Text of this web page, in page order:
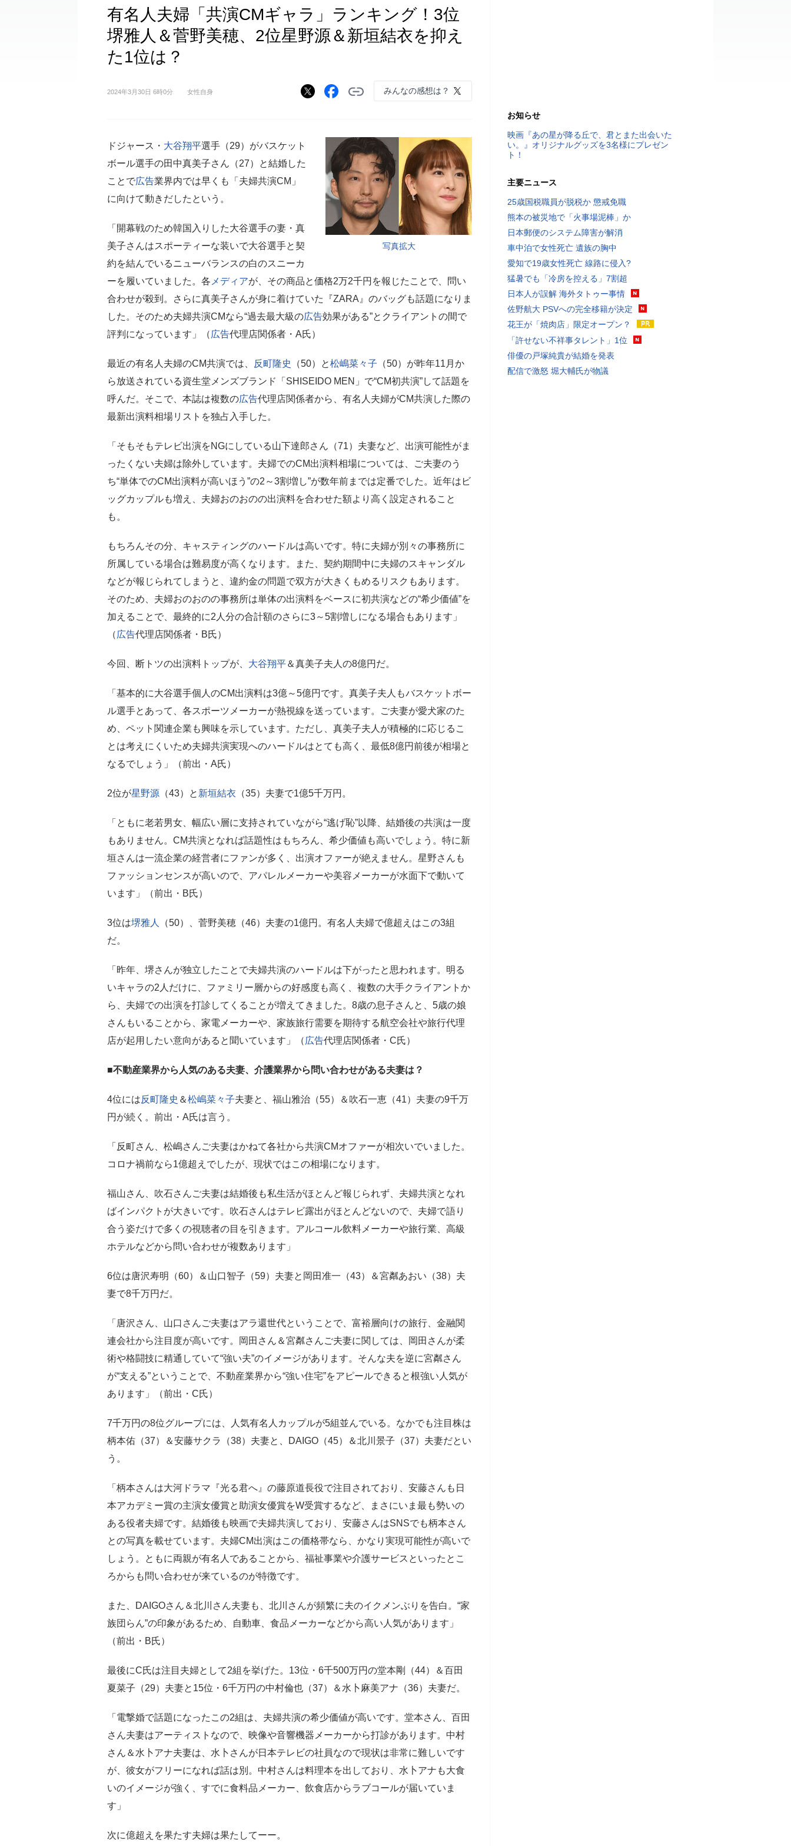
有名人夫婦「共演CMギャラ」ランキング！3位
堺雅人＆菅野美穂、2位星野源＆新垣結衣を抑え
た1位は？
2024年3月30日 6時0分 女性自身 みんなの感想は？
写真拡大
ドジャース・ 大谷翔平選手（29）がバスケット
ボール選手の田中真美子さん（27）と結婚した
ことで広告業界内では早くも「夫婦共演CM」
に向けて動きだしたという。
「開幕戦のため韓国入りした大谷選手の妻・真
美子さんはスポーティーな装いで大谷選手と契
約を結んでいるニューバランスの白のスニーカ
ーを履いていました。各 メディアが、その商品と価格2万2千円を報じたことで、問い
合わせが殺到。さらに真美子さんが身に着けていた『ZARA』のバッグも話題になりま
した。そのため夫婦共演CMなら“過去最大級の広告効果がある”とクライアントの間で
評判になっています」（ 広告代理店関係者・A氏）
最近の有名人夫婦のCM共演では、 反町隆史 （50）と松嶋菜々子 （50）が昨年11月か
ら放送されている資生堂メンズブランド「SHISEIDO MEN」で“CM初共演”して話題を
呼んだ。そこで、本誌は複数の広告代理店関係者から、有名人夫婦がCM共演した際の
最新出演料相場リストを独占入手した。
「そもそもテレビ出演をNGにしている山下達郎さん（71）夫妻など、出演可能性がま
ったくない夫婦は除外しています。夫婦でのCM出演料相場については、ご夫妻のう
ち“単体でのCM出演料が高いほう”の2～3割増し”が数年前までは定番でした。近年はビ
ッグカップルも増え、夫婦おのおのの出演料を合わせた額より高く設定されること
も。
もちろんその分、キャスティングのハードルは高いです。特に夫婦が別々の事務所に
所属している場合は難易度が高くなります。また、契約期間中に夫婦のスキャンダル
などが報じられてしまうと、違約金の問題で双方が大きくもめるリスクもあります。
そのため、夫婦おのおのの事務所は単体の出演料をベースに初共演などの“希少価値”を
加えることで、最終的に2人分の合計額のさらに3～5割増しになる場合もあります」
（ 広告代理店関係者・B氏）
今回、断トツの出演料トップが、 大谷翔平＆真美子夫人の8億円だ。
「基本的に大谷選手個人のCM出演料は3億～5億円です。真美子夫人もバスケットボー
ル選手とあって、各スポーツメーカーが熱視線を送っています。ご夫妻が愛犬家のた
め、ペット関連企業も興味を示しています。ただし、真美子夫人が積極的に応じるこ
とは考えにくいため夫婦共演実現へのハードルはとても高く、最低8億円前後が相場と
なるでしょう」（前出・A氏）
2位が星野源 （43）と 新垣結衣 （35）夫妻で1億5千万円。
「ともに老若男女、幅広い層に支持されていながら“逃げ恥”以降、結婚後の共演は一度
もありません。CM共演となれば話題性はもちろん、希少価値も高いでしょう。特に新
垣さんは一流企業の経営者にファンが多く、出演オファーが絶えません。星野さんも
ファッションセンスが高いので、アパレルメーカーや美容メーカーが水面下で動いて
います」（前出・B氏）
3位は堺雅人
（50）、菅野美穂（46）夫妻の1億円。有名人夫婦で億超えはこの3組
だ。
「昨年、堺さんが独立したことで夫婦共演のハードルは下がったと思われます。明る
いキャラの2人だけに、ファミリー層からの好感度も高く、複数の大手クライアントか
ら、夫婦での出演を打診してくることが増えてきました。8歳の息子さんと、5歳の娘
さんもいることから、家電メーカーや、家族旅行需要を期待する航空会社や旅行代理
店が起用したい意向があると聞いています」（ 広告代理店関係者・C氏）
■不動産業界から人気のある夫妻、介護業界から問い合わせがある夫妻は？
4位には反町隆史 ＆松嶋菜々子夫妻と、福山雅治（55）＆吹石一恵（41）夫妻の9千万
円が続く。前出・A氏は言う。
「反町さん、松嶋さんご夫妻はかねて各社から共演CMオファーが相次いでいました。
コロナ禍前なら1億超えでしたが、現状ではこの相場になります。
福山さん、吹石さんご夫妻は結婚後も私生活がほとんど報じられず、夫婦共演となれ
ばインパクトが大きいです。吹石さんはテレビ露出がほとんどないので、夫婦で語り
合う姿だけで多くの視聴者の目を引きます。アルコール飲料メーカーや旅行業、高級
ホテルなどから問い合わせが複数あります」
6位は唐沢寿明（60）＆山口智子（59）夫妻と岡田准一（43）＆宮粼あおい（38）夫
妻で8千万円だ。
「唐沢さん、山口さんご夫妻はアラ還世代ということで、富裕層向けの旅行、金融関
連会社から注目度が高いです。岡田さん＆宮粼さんご夫妻に関しては、岡田さんが柔
術や格闘技に精通していて“強い夫”のイメージがあります。そんな夫を逆に宮粼さん
が“支える”ということで、不動産業界から“強い住宅”をアピールできると根強い人気が
あります」（前出・C氏）
7千万円の8位グループには、人気有名人カップルが5組並んでいる。なかでも注目株は
柄本佑（37）＆安藤サクラ（38）夫妻と、DAIGO（45）＆北川景子（37）夫妻だとい
う。
「柄本さんは大河ドラマ『光る君へ』の藤原道長役で注目されており、安藤さんも日
本アカデミー賞の主演女優賞と助演女優賞をW受賞するなど、まさにいま最も勢いの
ある役者夫婦です。結婚後も映画で夫婦共演しており、安藤さんはSNSでも柄本さん
との写真を載せています。夫婦CM出演はこの価格帯なら、かなり実現可能性が高いで
しょう。ともに両親が有名人であることから、福祉事業や介護サービスといったとこ
ろからも問い合わせが来ているのが特徴です。
また、DAIGOさん＆北川さん夫妻も、北川さんが頻繁に夫のイクメンぶりを告白。“家
族団らん”の印象があるため、自動車、食品メーカーなどから高い人気があります」
（前出・B氏）
最後にC氏は注目夫婦として2組を挙げた。13位・6千500万円の堂本剛（44）＆百田
夏菜子（29）夫妻と15位・6千万円の中村倫也（37）＆水卜麻美アナ（36）夫妻だ。
「電撃婚で話題になったこの2組は、夫婦共演の希少価値が高いです。堂本さん、百田
さん夫妻はアーティストなので、映像や音響機器メーカーから打診があります。中村
さん＆水卜アナ夫妻は、水卜さんが日本テレビの社員なので現状は非常に難しいです
が、彼女がフリーになれば話は別。中村さんは料理本を出しており、水卜アナも大食
いのイメージが強く、すでに食料品メーカー、飲食店からラブコールが届いていま
す」
次に億超えを果たす夫婦は果たしてーー。
お知らせ
映画『あの星が降る丘で、君とまた出会いた
い。』オリジナルグッズを3名様にプレゼン
ト！
主要ニュース
25歳国税職員が脱税か 懲戒免職
熊本の被災地で「火事場泥棒」か
日本郵便のシステム障害が解消
車中泊で女性死亡 遺族の胸中
愛知で19歳女性死亡 線路に侵入?
猛暑でも「冷房を控える」7割超
日本人が誤解 海外タトゥー事情
佐野航大 PSVへの完全移籍が決定
花王が「焼肉店」限定オープン？
「許せない不祥事タレント」1位
俳優の戸塚純貴が結婚を発表
配信で激怒 堀大輔氏が物議